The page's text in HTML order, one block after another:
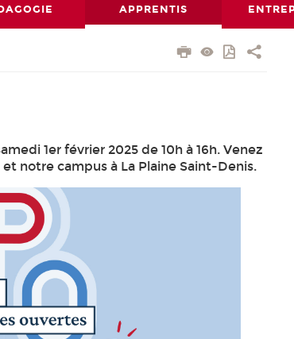
APPRENTIS
1er février 2025 de 10h à 16h. Venez
notre campus à La Plaine Saint-Denis.